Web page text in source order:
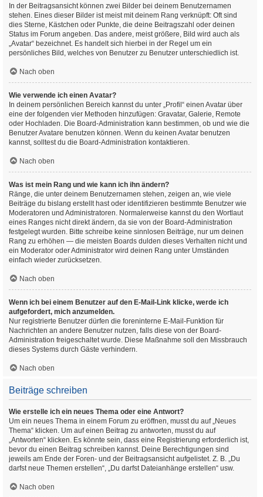
In der Beitragsansicht können zwei Bilder bei deinem Benutzernamen
stehen. Eines dieser Bilder ist meist mit deinem Rang verknüpft: Oft sind
dies Sterne, Kästchen oder Punkte, die deine Beitragszahl oder deinen
Status im Forum angeben. Das andere, meist größere, Bild wird auch als
„Avatar“ bezeichnet. Es handelt sich hierbei in der Regel um ein
persönliches Bild, welches von Benutzer zu Benutzer unterschiedlich ist.
Nach oben
Wie verwende ich einen Avatar?
In deinem persönlichen Bereich kannst du unter „Profil“ einen Avatar über
eine der folgenden vier Methoden hinzufügen: Gravatar, Galerie, Remote
oder Hochladen. Die Board-Administration kann bestimmen, ob und wie die
Benutzer Avatare benutzen können. Wenn du keinen Avatar benutzen
kannst, solltest du die Board-Administration kontaktieren.
Nach oben
Was ist mein Rang und wie kann ich ihn ändern?
Ränge, die unter deinem Benutzernamen stehen, zeigen an, wie viele
Beiträge du bislang erstellt hast oder identifizieren bestimmte Benutzer wie
Moderatoren und Administratoren. Normalerweise kannst du den Wortlaut
eines Ranges nicht direkt ändern, da sie von der Board-Administration
festgelegt wurden. Bitte schreibe keine sinnlosen Beiträge, nur um deinen
Rang zu erhöhen — die meisten Boards dulden dieses Verhalten nicht und
ein Moderator oder Administrator wird deinen Rang unter Umständen
einfach wieder zurücksetzen.
Nach oben
Wenn ich bei einem Benutzer auf den E-Mail-Link klicke, werde ich
aufgefordert, mich anzumelden.
Nur registrierte Benutzer dürfen die foreninterne E-Mail-Funktion für
Nachrichten an andere Benutzer nutzen, falls diese von der Board-
Administration freigeschaltet wurde. Diese Maßnahme soll den Missbrauch
dieses Systems durch Gäste verhindern.
Nach oben
Beiträge schreiben
Wie erstelle ich ein neues Thema oder eine Antwort?
Um ein neues Thema in einem Forum zu eröffnen, musst du auf „Neues
Thema“ klicken. Um auf einen Beitrag zu antworten, musst du auf
„Antworten“ klicken. Es könnte sein, dass eine Registrierung erforderlich ist,
bevor du einen Beitrag schreiben kannst. Deine Berechtigungen sind
jeweils am Ende der Foren- und der Beitragsansicht aufgelistet. Z. B. „Du
darfst neue Themen erstellen“, „Du darfst Dateianhänge erstellen“ usw.
Nach oben